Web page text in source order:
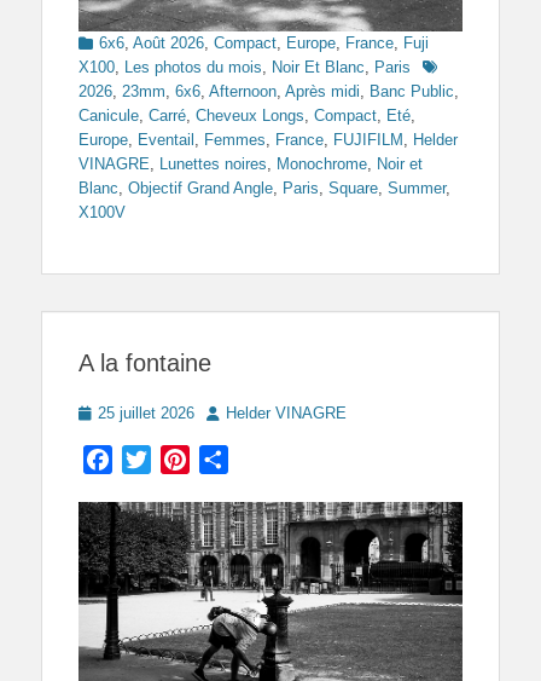
Categories
6x6, Août 2026, Compact, Europe, France, Fuji
X100, Les photos du mois, Noir Et Blanc, Paris
Tags
2026, 23mm, 6x6, Afternoon, Après midi, Banc Public,
Canicule, Carré, Cheveux Longs, Compact, Eté,
Europe, Eventail , Femmes, France, FUJIFILM , Helder
VINAGRE, Lunettes noires, Monochrome, Noir et
Blanc, Objectif Grand Angle, Paris, Square, Summer,
X100V
A la fontaine
Posted
25 juillet 2026 AuthorHelder VINAGRE
Facebook
TwitterPinterest